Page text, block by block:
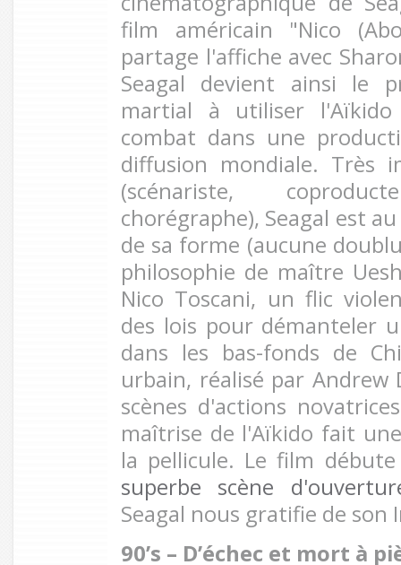
film américain "Nico
partage l'affiche avec
Seagal devient ainsi le
martial à utiliser
combat dans une
diffusion mondiale. Très
(scénariste,
chorégraphe), Seagal est
de sa forme (aucune
philosophie de maître
Nico Toscani, un flic
des lois pour démanteler
dans les bas-fonds de
urbain, réalisé par Andrew
scènes d'actions
maîtrise de l'Aïkido fait
la pellicule. Le film
superbe scène
Seagal nous gratifie de son
90’s – D’échec et mort à